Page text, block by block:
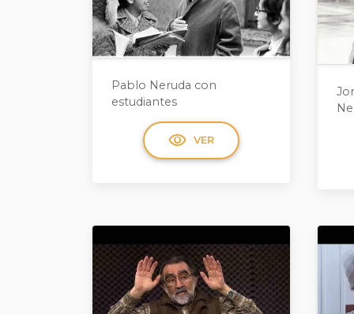
Pablo Neruda con
estudiantes
visibility VER